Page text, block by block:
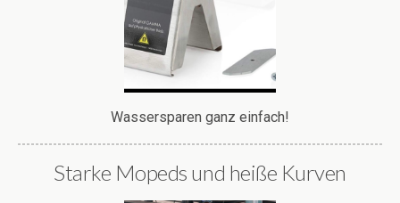
Wassersparen ganz einfach!
Starke Mopeds und heiße Kurven